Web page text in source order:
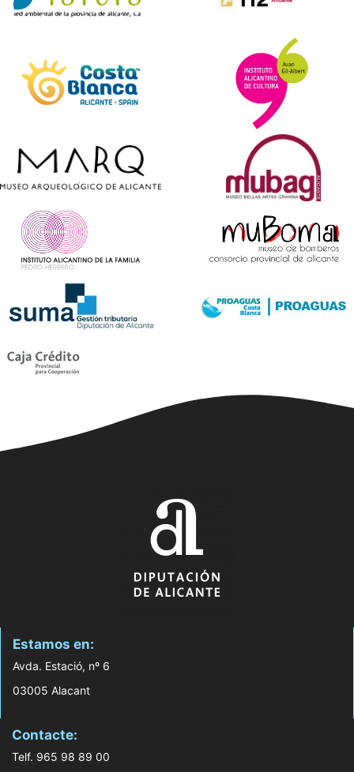
Estamos en:
Avda. Estació, nº 6
03005 Alacant
Contacte:
Telf. 965 98 89 00